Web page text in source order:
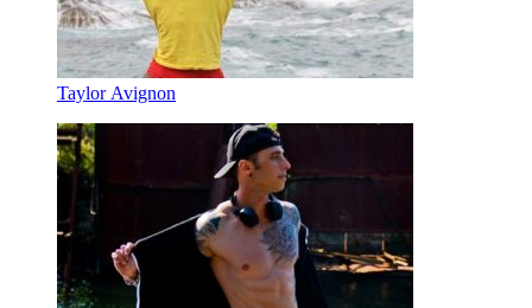
Taylor Avignon